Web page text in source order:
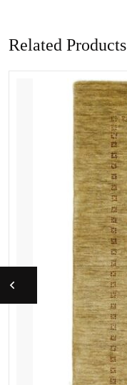
Related Products